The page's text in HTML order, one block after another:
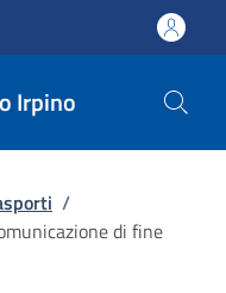
Irpino
/
di fine